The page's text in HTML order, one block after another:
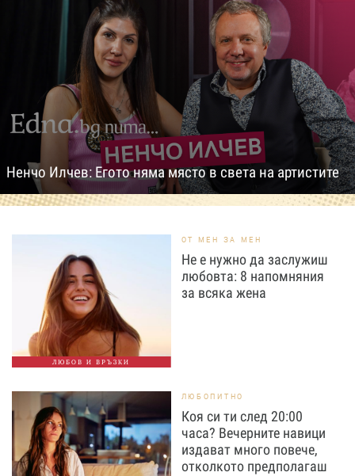
Ненчо Илчев: Егото няма място в света на артистите
ЛЮБОВ И ВРЪЗКИ
ОТ МЕН ЗА МЕН
Не е нужно да заслужиш
любовта: 8 напомняния
за всяка жена
ЛЮБОПИТНО
Коя си ти след 20:00
часа? Вечерните навици
издават много повече,
отколкото предполагаш